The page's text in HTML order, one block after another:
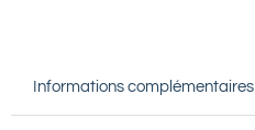
-
90
Informations complémentaires